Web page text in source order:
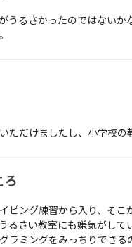
うるさかったのではないか
ただけましたし、小学校の
ろ
ピング練習から入り、そ
るさい教室にも嫌気がして
ラミングをみっちりできる